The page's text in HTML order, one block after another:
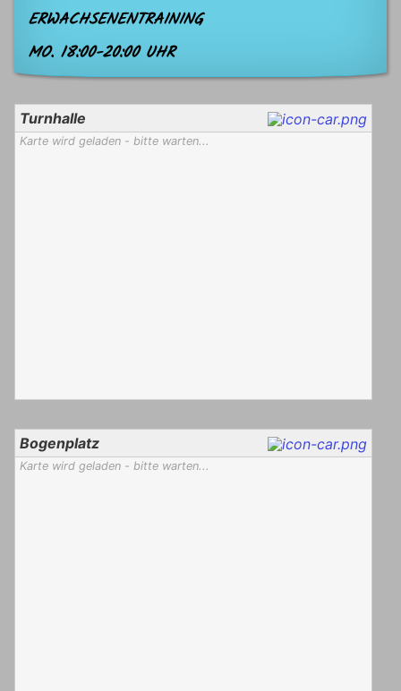
ERWACHSENENTRAINING
MO. 18:00-20:00 UHR
Turnhalle
Karte wird geladen - bitte warten...
Bogenplatz
Karte wird geladen - bitte warten...